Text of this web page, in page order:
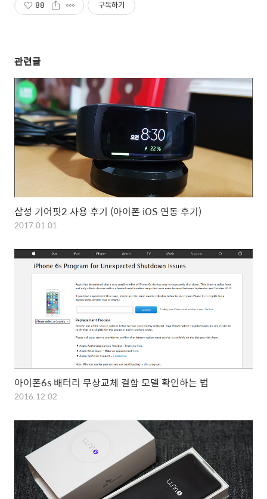
88 구독하기
관련글
삼성 기어핏2 사용 후기 (아이폰 iOS 연동 후기)
2017.01.01
아이폰6s 배터리 무상교체 결함 모델 확인하는 법
2016.12.02